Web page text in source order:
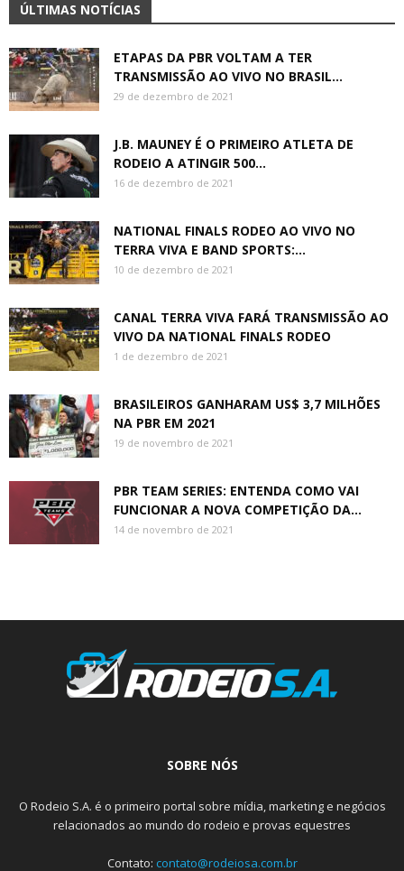
ÚLTIMAS NOTÍCIAS
ETAPAS DA PBR VOLTAM A TER
TRANSMISSÃO AO VIVO NO BRASIL...
29 de dezembro de 2021
J.B. MAUNEY É O PRIMEIRO ATLETA DE
RODEIO A ATINGIR 500...
16 de dezembro de 2021
NATIONAL FINALS RODEO AO VIVO NO
TERRA VIVA E BAND SPORTS:...
10 de dezembro de 2021
CANAL TERRA VIVA FARÁ TRANSMISSÃO AO
VIVO DA NATIONAL FINALS RODEO
1 de dezembro de 2021
BRASILEIROS GANHARAM US$ 3,7 MILHÕES
NA PBR EM 2021
19 de novembro de 2021
PBR TEAM SERIES: ENTENDA COMO VAI
FUNCIONAR A NOVA COMPETIÇÃO DA...
14 de novembro de 2021
SOBRE NÓS
O Rodeio S.A. é o primeiro portal sobre mídia, marketing e negócios
relacionados ao mundo do rodeio e provas equestres
Contato: contato@rodeiosa.com.br